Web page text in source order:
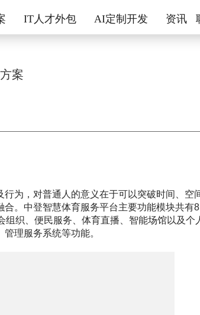
IT人才外包 AI定制开发 资讯
案
为，对普通人的意义在于可以突破时间、空
。中登智慧体育服务平台主要功能模块共有8
织、便民服务、体育直播、智能场馆以及个
理服务系统等功能。